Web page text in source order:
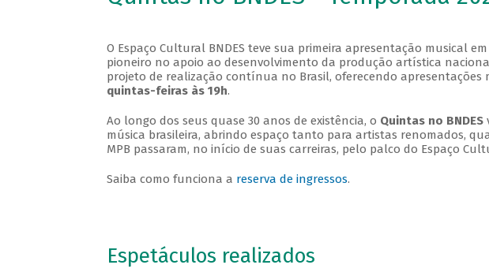
O Espaço Cultural BNDES teve sua primeira apresentação musical
pioneiro no apoio ao desenvolvimento da produção artística
projeto de realização contínua no Brasil, oferecendo apresentações
quintas-feiras às 19h.
Ao longo dos seus quase 30 anos de existência, o Quintas no BNDES
música brasileira, abrindo espaço tanto para artistas renomados,
MPB passaram, no início de suas carreiras, pelo palco do Espaço
Saiba como funciona a reserva de ingressos.
Espetáculos realizados